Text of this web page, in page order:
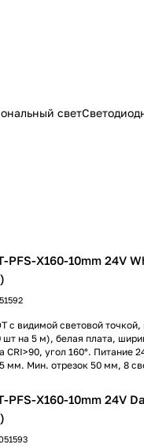
свет
PFS-X160-10mm 24V
с видимой световой
на 5 м), белая плата,
угол 160°. Питание
мм. Мин. отрезок 50 мм, 8
PFS-X160-10mm 24V